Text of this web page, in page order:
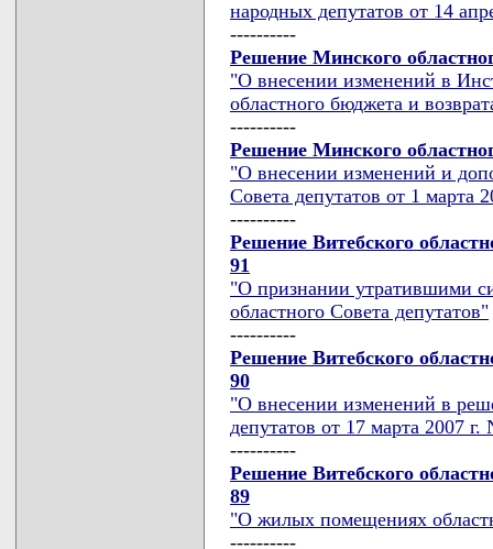
народных депутатов от 14
----------
Решение Минского
"О внесении изменений в
областного бюджета и
----------
Решение Минского
"О внесении изменений и
Совета депутатов от 1 марта
----------
Решение Витебского
91
"О признании утратившими
областного Совета депутатов"
----------
Решение Витебского
90
"О внесении изменений в
депутатов от 17 марта 2007 г.
----------
Решение Витебского
89
"О жилых помещениях
----------